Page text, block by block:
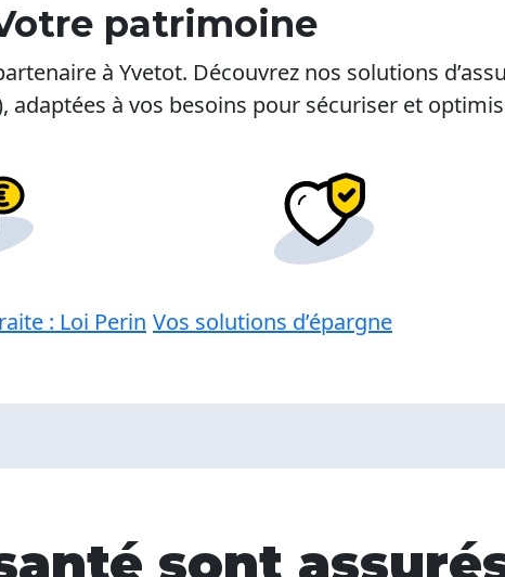
patrimoine
à Yvetot. Découvrez nos solutions
adaptées à vos besoins pour sécuriser et
: Loi Perin Vos solutions d’épargne
sont